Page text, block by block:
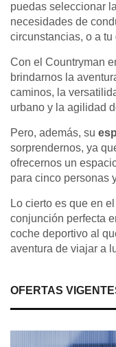
puedas seleccionar
necesidades de
circunstancias, o a
Con el Countryman
brindarnos la
caminos, la
urbano y la agilidad
Pero, además, su
sorprendernos, ya
ofrecernos un
para cinco personas
Lo cierto es que en el
conjunción perfecta
coche deportivo al
aventura de viajar a
OFERTAS